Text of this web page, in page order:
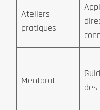
Ateliers
pratiques
Mentorat